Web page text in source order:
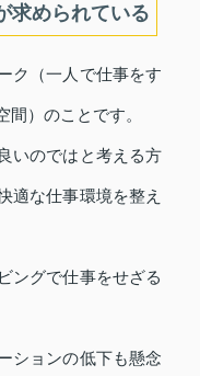
求められている
ク（一人で仕事をす
）のことです。
いのではと考える方
適な仕事環境を整え
ングで仕事をせざる
ションの低下も懸念